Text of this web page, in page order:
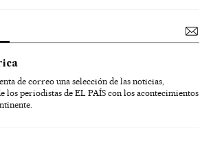
de correo una selección de las noticias,
los periodistas de EL PAÍS con los acontecimientos